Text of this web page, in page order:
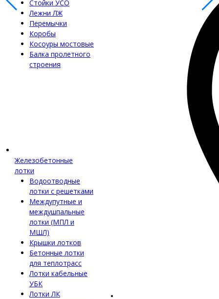
Стойки УСО
Лежни ЛЖ
Перемычки
Коробы
Косоуры мостовые
Балка пролетного
строения
Железобетонные
лотки
Водоотводные
лотки с решетками
Междупутные и
междушпальные
лотки (МПЛ и
МШЛ)
Крышки лотков
Бетонные лотки
для теплотрасс
Лотки кабельные
УБК
Лотки ЛК